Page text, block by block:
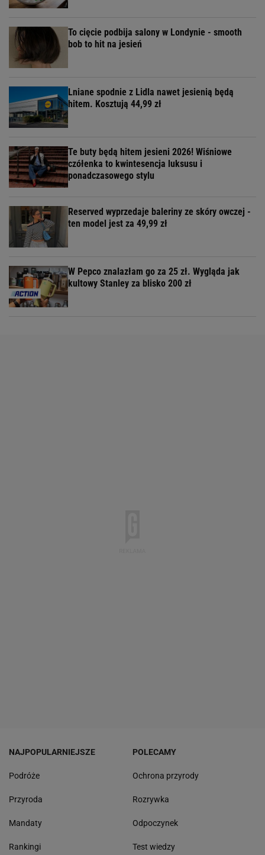
To cięcie podbija salony w Londynie - smooth
bob to hit na jesień
Lniane spodnie z Lidla nawet jesienią będą
hitem. Kosztują 44,99 zł
Te buty będą hitem jesieni 2026! Wiśniowe
czółenka to kwintesencja luksusu i
ponadczasowego stylu
Reserved wyprzedaje baleriny ze skóry owczej -
ten model jest za 49,99 zł
W Pepco znalazłam go za 25 zł. Wygląda jak
kultowy Stanley za blisko 200 zł
NAJPOPULARNIEJSZE
Podróże
Przyroda
Mandaty
Rankingi
POLECAMY
Ochrona przyrody
Rozrywka
Odpoczynek
Test wiedzy